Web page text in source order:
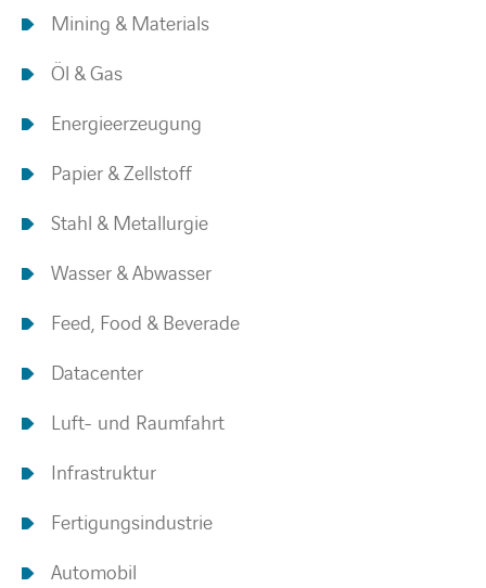
Mining & Materials
Öl & Gas
Energieerzeugung
Papier & Zellstoff
Stahl & Metallurgie
Wasser & Abwasser
Feed, Food & Beverade
Datacenter
Luft- und Raumfahrt
Infrastruktur
Fertigungsindustrie
Automobil